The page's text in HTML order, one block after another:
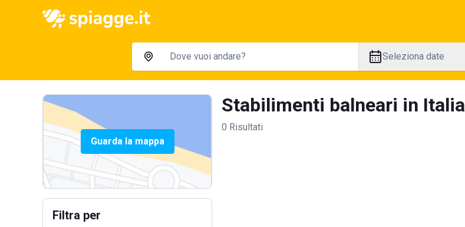
Seleziona date
Guarda la mappa
Filtra per
Stabilimenti balneari in Italia
0 Risultati